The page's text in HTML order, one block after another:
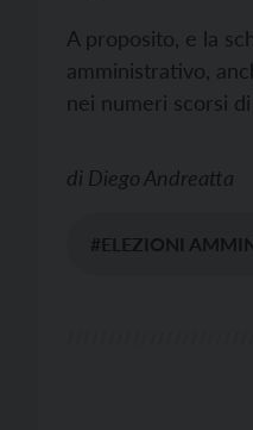
A proposito, e la
amministrativo,
nei numeri scorsi
di Diego Andreatta
#ELEZIONI